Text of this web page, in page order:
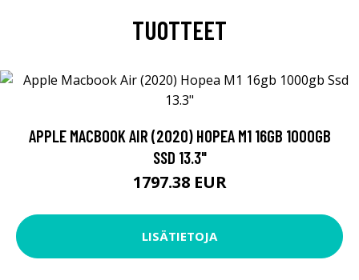
TUOTTEET
APPLE MACBOOK AIR (2020) HOPEA M1 16GB 1000GB
SSD 13.3"
1797.38 EUR
LISÄTIETOJA